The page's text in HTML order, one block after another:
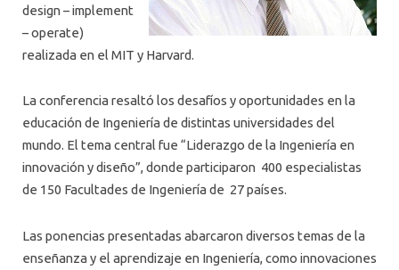
design – implement
– operate)
realizada en el MIT y Harvard.
La conferencia resaltó los desafíos y oportunidades en la
educación de Ingeniería de distintas universidades del
mundo. El tema central fue “Liderazgo de la Ingeniería en
innovación y diseño”, donde participaron 400 especialistas
de 150 Facultades de Ingeniería de 27 países.
Las ponencias presentadas abarcaron diversos temas de la
enseñanza y el aprendizaje en Ingeniería, como innovaciones